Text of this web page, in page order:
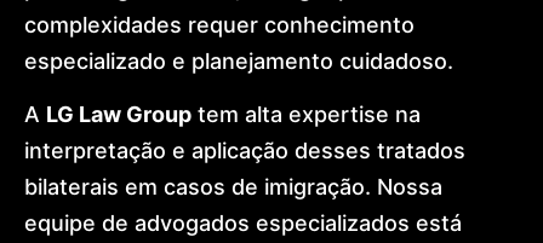
complexidades requer conhecimento
especializado e planejamento cuidadoso.
A LG Law Group tem alta expertise na
interpretação e aplicação desses tratados
bilaterais em casos de imigração. Nossa
equipe de advogados especializados está